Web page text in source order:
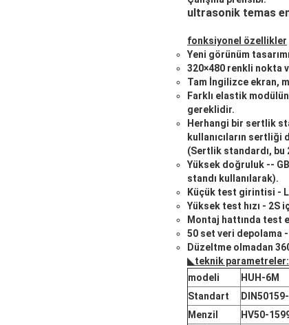
ultrasonik temas
fonksiyonel özellikler
Yeni görünüm
320×480 renkli nokta
Tam İngilizce ekran,
Farklı elastik
gereklidir.
Herhangi bir sertlik
kullanıcıların
(Sertlik standardı, bu
Yüksek doğruluk --
standı kullanılarak).
Küçük test girintisi -
Yüksek test hızı - 2S
Montaj hattında test
50 set veri depolama
Düzeltme olmadan
◣teknik parametreler:
modeli
HUH-6M
Standart
Menzil
HV50-